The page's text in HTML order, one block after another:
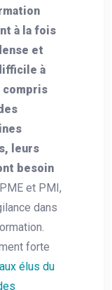
à la fois
et
à
compris
leurs
besoin
et PMI,
dans
forte
élus du